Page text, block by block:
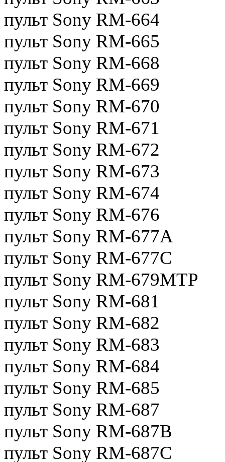
пульт Sony RM-664
пульт Sony RM-665
пульт Sony RM-668
пульт Sony RM-669
пульт Sony RM-670
пульт Sony RM-671
пульт Sony RM-672
пульт Sony RM-673
пульт Sony RM-674
пульт Sony RM-676
пульт Sony RM-677A
пульт Sony RM-677C
пульт Sony RM-679MTP
пульт Sony RM-681
пульт Sony RM-682
пульт Sony RM-683
пульт Sony RM-684
пульт Sony RM-685
пульт Sony RM-687
пульт Sony RM-687B
пульт Sony RM-687C